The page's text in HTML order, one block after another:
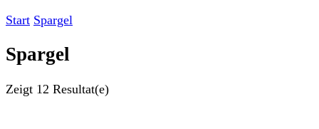
Start Spargel
Spargel
Zeigt 12 Resultat(e)